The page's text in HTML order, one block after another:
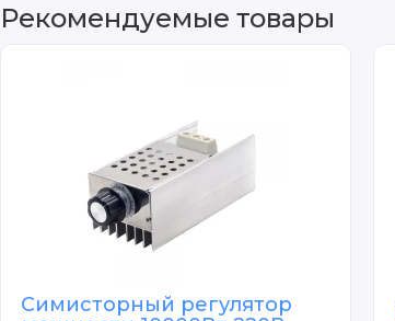
Рекомендуемые товары
Симисторный регулятор